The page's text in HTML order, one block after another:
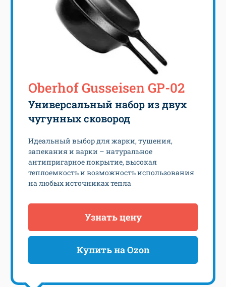
Oberhof Gusseisen GP-02
Универсальный набор из двух
чугунных сковород
Идеальный выбор для жарки, тушения,
запекания и варки – натуральное
антипригарное покрытие, высокая
теплоемкость и возможность использования
на любых источниках тепла
Узнать цену
Купить на Ozon